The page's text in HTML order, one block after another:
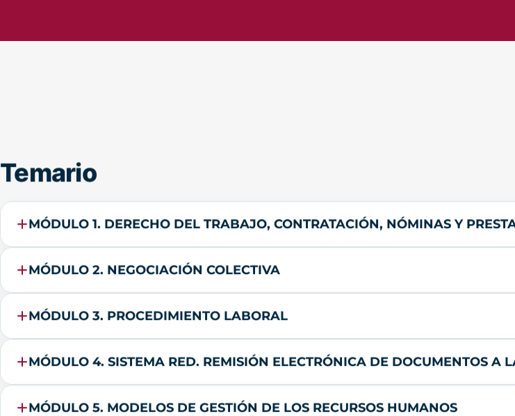
Temario
MÓDULO 1. DERECHO DEL TRABAJO, CONTRATACIÓN, NÓMINAS Y
MÓDULO 2. NEGOCIACIÓN COLECTIVA
MÓDULO 3. PROCEDIMIENTO LABORAL
MÓDULO 4. SISTEMA RED. REMISIÓN ELECTRÓNICA DE DOCUMENTOS A
MÓDULO 5. MODELOS DE GESTIÓN DE LOS RECURSOS HUMANOS